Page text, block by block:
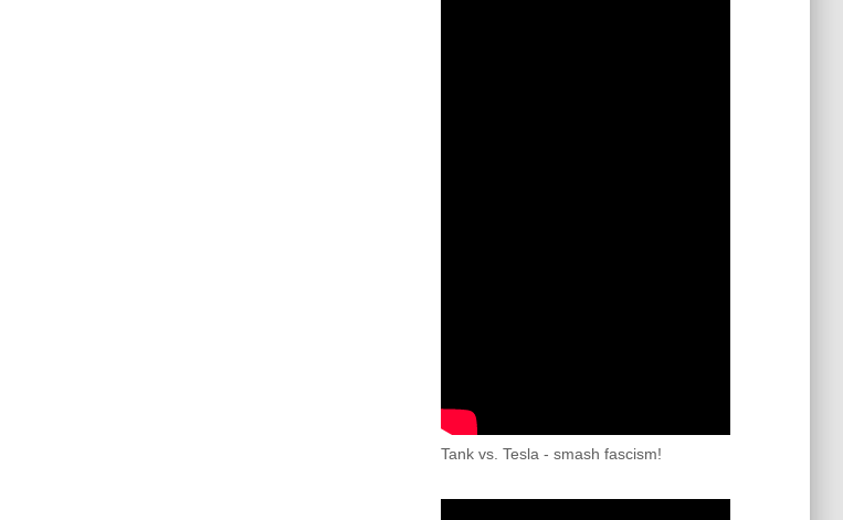
Tank vs. Tesla - smash fascism!